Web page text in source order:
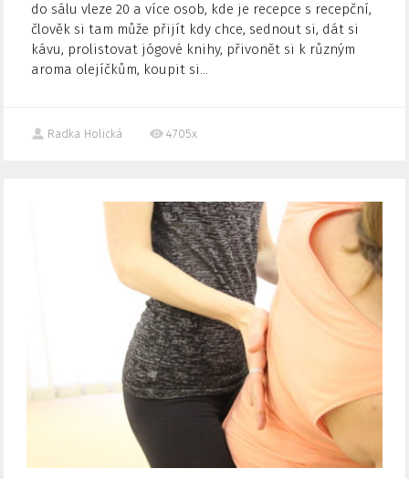
do sálu vleze 20 a více osob, kde je recepce s recepční,
člověk si tam může přijít kdy chce, sednout si, dát si
kávu, prolistovat jógové knihy, přivonět si k různým
aroma olejíčkům, koupit si...
Radka Holická 4705x